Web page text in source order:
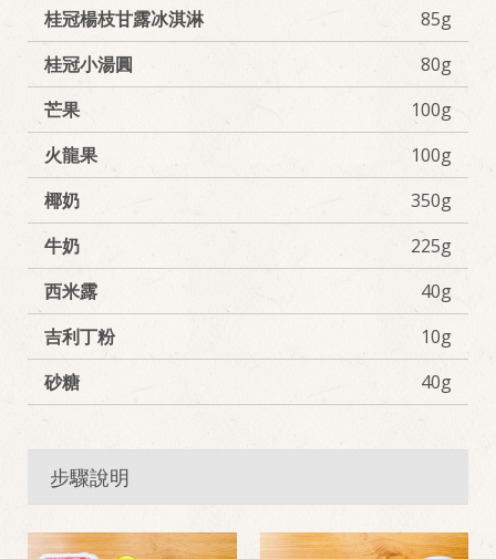
桂冠楊枝甘露冰淇淋
85g
桂冠小湯圓
80g
芒果
100g
火龍果
100g
椰奶
350g
牛奶
225g
西米露
40g
吉利丁粉
10g
砂糖
40g
步驟說明